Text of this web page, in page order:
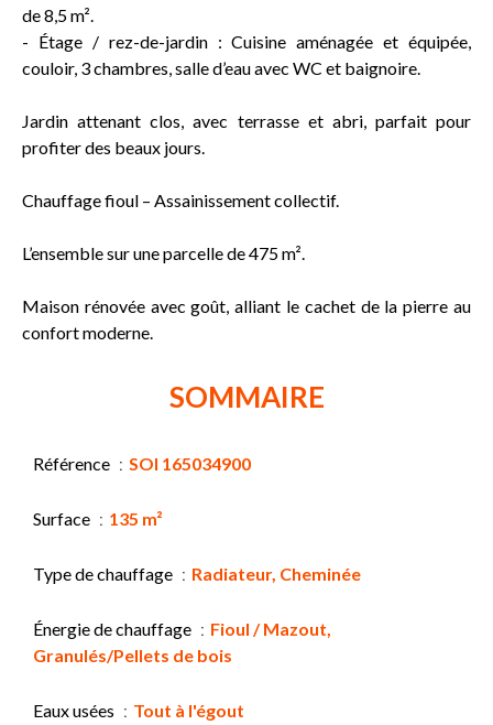
de 8,5 m².
- Étage / rez-de-jardin : Cuisine aménagée et équipée,
couloir, 3 chambres, salle d’eau avec WC et baignoire.
Jardin attenant clos, avec terrasse et abri, parfait pour
profiter des beaux jours.
Chauffage fioul – Assainissement collectif.
L’ensemble sur une parcelle de 475 m².
Maison rénovée avec goût, alliant le cachet de la pierre au
confort moderne.
SOMMAIRE
Référence SOI 165034900
Surface 135 m²
Type de chauffage Radiateur, Cheminée
Énergie de chauffage
Fioul / Mazout,
Granulés/Pellets de bois
Eaux usées Tout à l'égout